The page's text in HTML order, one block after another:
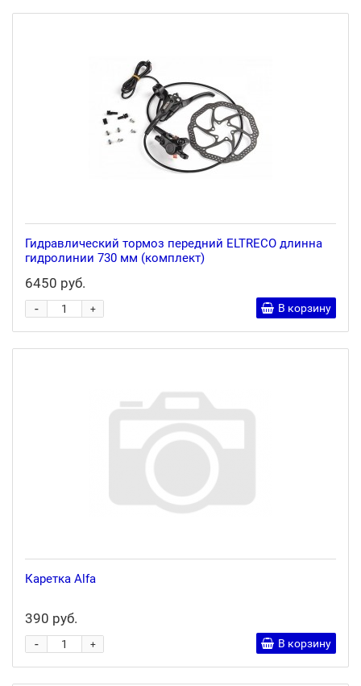
Гидравлический тормоз передний ELTRECO длинна
гидролинии 730 мм (комплект)
6450 руб.
+
- В корзину
Каретка Alfa
390 руб.
+
- В корзину